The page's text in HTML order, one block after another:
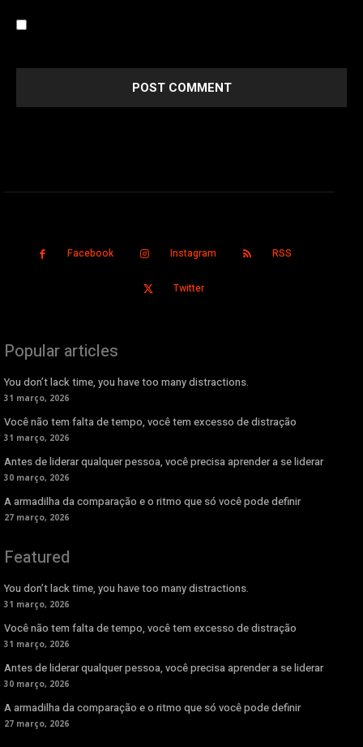
Facebook Instagram RSS
Twitter
Popular articles
You don’t lack time, you have too many distractions.
31 março, 2026
Você não tem falta de tempo, você tem excesso de distração
31 março, 2026
Antes de liderar qualquer pessoa, você precisa aprender a se liderar
30 março, 2026
A armadilha da comparação e o ritmo que só você pode definir
27 março, 2026
Featured
You don’t lack time, you have too many distractions.
31 março, 2026
Você não tem falta de tempo, você tem excesso de distração
31 março, 2026
Antes de liderar qualquer pessoa, você precisa aprender a se liderar
30 março, 2026
A armadilha da comparação e o ritmo que só você pode definir
27 março, 2026